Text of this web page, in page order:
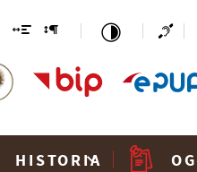
HISTORIA